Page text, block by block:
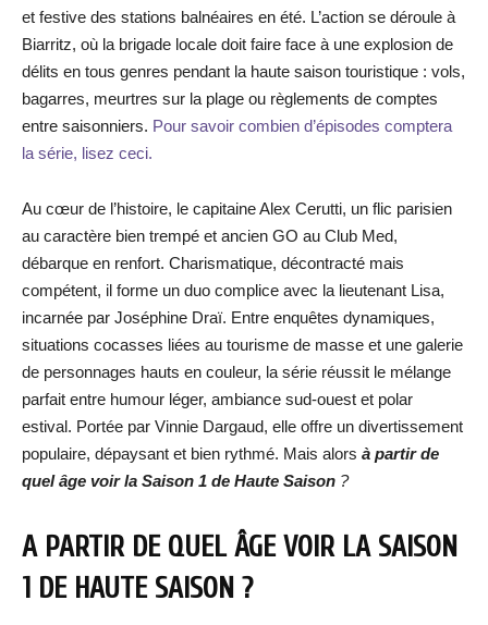
et festive des stations balnéaires en été. L’action se déroule à
Biarritz, où la brigade locale doit faire face à une explosion de
délits en tous genres pendant la haute saison touristique : vols,
bagarres, meurtres sur la plage ou règlements de comptes
entre saisonniers. Pour savoir combien d’épisodes comptera
la série, lisez ceci.
Au cœur de l’histoire, le capitaine Alex Cerutti, un flic parisien
au caractère bien trempé et ancien GO au Club Med,
débarque en renfort. Charismatique, décontracté mais
compétent, il forme un duo complice avec la lieutenant Lisa,
incarnée par Joséphine Draï. Entre enquêtes dynamiques,
situations cocasses liées au tourisme de masse et une galerie
de personnages hauts en couleur, la série réussit le mélange
parfait entre humour léger, ambiance sud-ouest et polar
estival. Portée par Vinnie Dargaud, elle offre un divertissement
populaire, dépaysant et bien rythmé. Mais alors à partir de
quel âge voir la Saison 1 de Haute Saison ?
A PARTIR DE QUEL ÂGE VOIR LA SAISON
1 DE HAUTE SAISON ?